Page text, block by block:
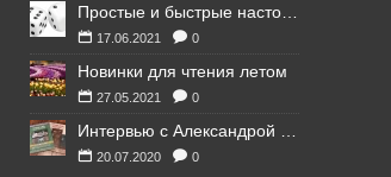
17.06.2021 0
Новинки для чтения летом
27.05.2021 0
20.07.2020 0